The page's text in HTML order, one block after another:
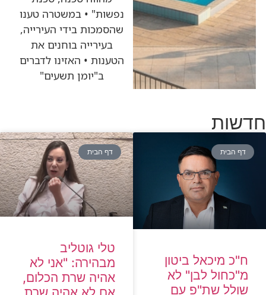
נפשות" • במשטרה טענו
שהסמכות בידי העירייה,
בעירייה בוחנים את
הטענות • האזינו לדברים
ב"יומן תשעים"
חדשות
דף הבית
ח"כ מיכאל ביטון
מ"כחול לבן" לא
שולל שת"פ עם
דף הבית
טלי גוטליב
מבהירה: "אני לא
אהיה שרת הכלום,